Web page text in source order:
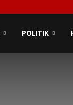
POLITIK